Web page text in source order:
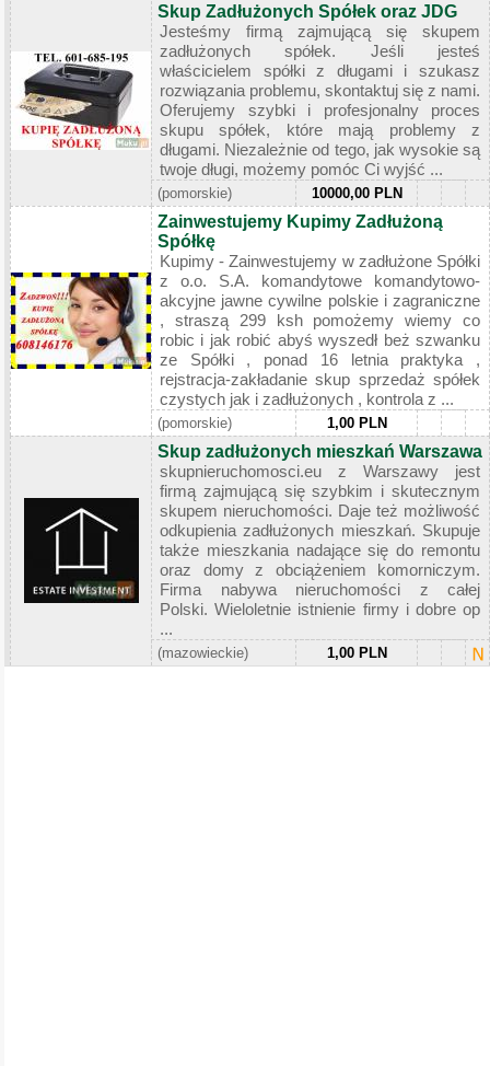
Skup Zadłużonych Spółek oraz JDG
Jesteśmy firmą zajmującą się skupem
zadłużonych spółek. Jeśli jesteś
właścicielem spółki z długami i szukasz
rozwiązania problemu, skontaktuj się z nami.
Oferujemy szybki i profesjonalny proces
skupu spółek, które mają problemy z
długami. Niezależnie od tego, jak wysokie są
twoje długi, możemy pomóc Ci wyjść ...
(pomorskie) 10000,00 PLN
Zainwestujemy Kupimy Zadłużoną
Spółkę
Kupimy - Zainwestujemy w zadłużone Spółki
z o.o. S.A. komandytowe komandytowo-
akcyjne jawne cywilne polskie i zagraniczne
, straszą 299 ksh pomożemy wiemy co
robic i jak robić abyś wyszedł beż szwanku
ze Spółki , ponad 16 letnia praktyka ,
rejstracja-zakładanie skup sprzedaż spółek
czystych jak i zadłużonych , kontrola z ...
(pomorskie) 1,00 PLN
Skup zadłużonych mieszkań Warszawa
skupnieruchomosci.eu z Warszawy jest
firmą zajmującą się szybkim i skutecznym
skupem nieruchomości. Daje też możliwość
odkupienia zadłużonych mieszkań. Skupuje
także mieszkania nadające się do remontu
oraz domy z obciążeniem komorniczym.
Firma nabywa nieruchomości z całej
Polski. Wieloletnie istnienie firmy i dobre op
...
(mazowieckie) 1,00 PLN